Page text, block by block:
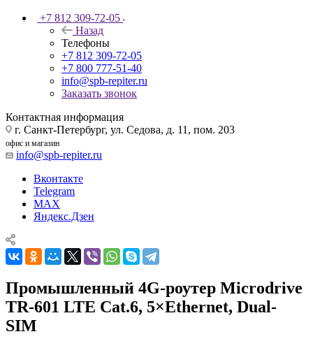
+7 812 309-72-05
Назад
Телефоны
+7 812 309-72-05
+7 800 777-51-40
info@spb-repiter.ru
Заказать звонок
Контактная информация
г. Санкт-Петербург, ул. Седова, д. 11, пом. 203
офис и магазин
info@spb-repiter.ru
Вконтакте
Telegram
MAX
Яндекс.Дзен
Промышленный 4G‑роутер Microdrive
TR‑601 LTE Cat.6, 5×Ethernet, Dual-
SIM